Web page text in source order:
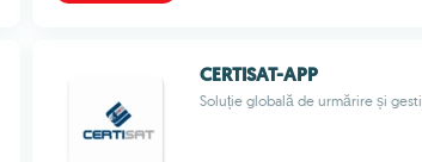
CERTISAT-APP
Soluție globală de urmărire și